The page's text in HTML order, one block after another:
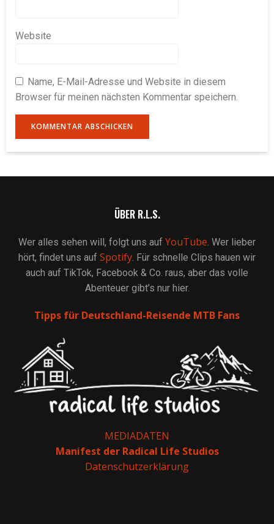
Website
Name, E-Mail-Adresse und Website in diesem
Browser für meinen nächsten Kommentar speichern.
ÜBER R.L.S.
Wer alles sehen will, folgt uns auf YouTube. Wer lieber
hört, findet uns auf Spotify. Für schnelle Clips hauen wir
auch auf TikTok, Facebook & Co. raus, aber das volle
Abenteuer gibt’s nur hier.
Tipps für Deutschland-Reisende MTB Fans
MEDIADATEN
Manifest der Radical Life Studios
Datenschutzerklärung